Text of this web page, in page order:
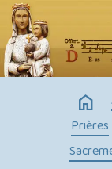
home
Prières